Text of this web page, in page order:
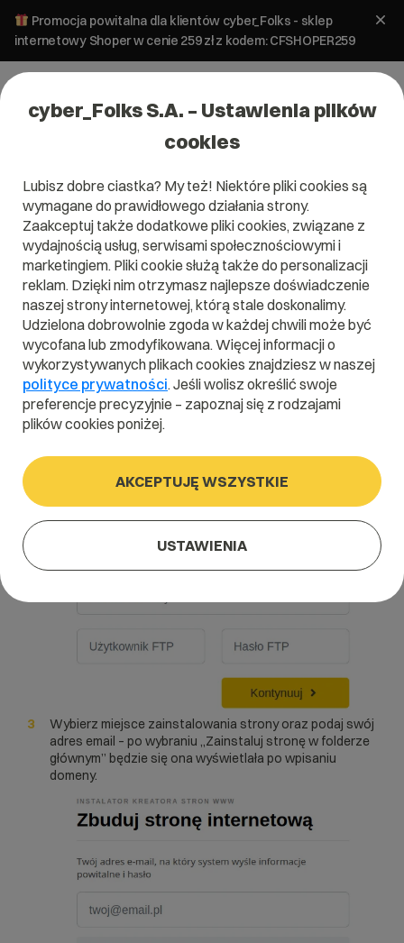
Promocja powitalna dla klientów cyber_Folks - sklep
internetowy Shoper w cenie 259 zł z kodem: CFSHOPER259
Pomoc»Aplikacje stron»Kreator Stron»Jak utworzyć
stronę w kreatorze?
Jak utworzyć stronę w kreatorze?
Aplikacje stron Kreator Stron
Aby utworzyć stronę za pomocą kreatora należy przejść do
niego z poziomu panelu administratora opcjaKreator
stron. Następnie:
Wybierz szablon
zaloguj się
Wybierz miejsce zainstalowania strony oraz podaj swój
adres email – po wybraniu „Zainstaluj stronę w folderze
głównym” będzie się ona wyświetlała po wpisaniu
domeny.
cyber_Folks S.A. – Ustawienia plików
cookies
Lubisz dobre ciastka? My też! Niektóre pliki cookies są
wymagane do prawidłowego działania strony.
Zaakceptuj także dodatkowe pliki cookies, związane z
wydajnością usług, serwisami społecznościowymi i
marketingiem. Pliki cookie służą także do personalizacji
reklam. Dzięki nim otrzymasz najlepsze doświadczenie
naszej strony internetowej, którą stale doskonalimy.
Udzielona dobrowolnie zgoda w każdej chwili może być
wycofana lub zmodyfikowana. Więcej informacji o
wykorzystywanych plikach cookies znajdziesz w naszej
polityce prywatności. Jeśli wolisz określić swoje
preferencje precyzyjnie – zapoznaj się z rodzajami
plików cookies poniżej.
AKCEPTUJĘ WSZYSTKIE
USTAWIENIA